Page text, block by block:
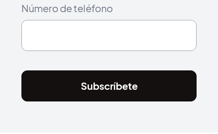
Número de teléfono
Subscríbete